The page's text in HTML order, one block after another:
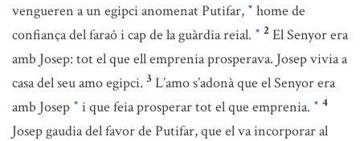
vengueren a un egipci anomenat Putifar, * home de
confiança del faraó i cap de la guàrdia reial. * 2 El Senyor era
amb Josep: tot el que ell emprenia prosperava. Josep vivia a
casa del seu amo egipci. 3 L’amo s’adonà que el Senyor era
amb Josep * i que feia prosperar tot el que emprenia. * 4
Josep gaudia del favor de Putifar, que el va incorporar al